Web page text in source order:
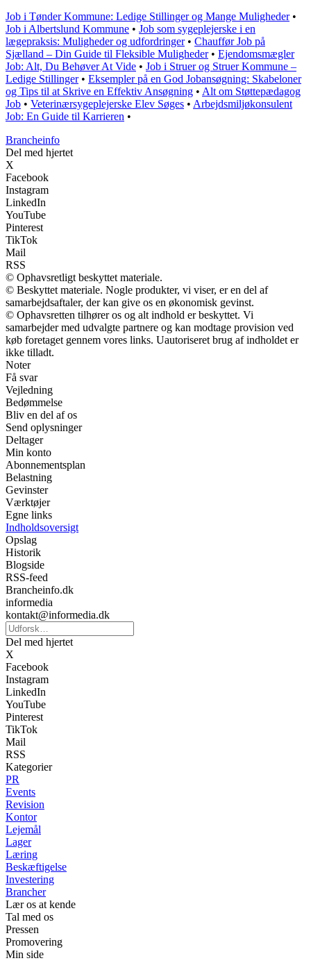
Job i Tønder Kommune: Ledige Stillinger og Mange Muligheder•
Job i Albertslund Kommune • Job som sygeplejerske i en
lægepraksis: Muligheder og udfordringer• Chauffør Job på
Sjælland – Din Guide til Fleksible Muligheder• Ejendomsmægler
Job: Alt, Du Behøver At Vide • Job i Struer og Struer Kommune –
Ledige Stillinger• Eksempler på en God Jobansøgning: Skabeloner
og Tips til at Skrive en Effektiv Ansøgning • Alt om Støttepædagog
Job • Veterinærsygeplejerske Elev Søges • Arbejdsmiljøkonsulent
Job: En Guide til Karrieren •
Brancheinfo
Del med hjertet
X
Facebook
Instagram
LinkedIn
YouTube
Pinterest
TikTok
Mail
RSS
© Ophavsretligt beskyttet materiale.
© Beskyttet materiale. Nogle produkter, vi viser, er en del af
samarbejdsaftaler, der kan give os en økonomisk gevinst.
© Ophavsretten tilhører os og alt indhold er beskyttet. Vi
samarbejder med udvalgte partnere og kan modtage provision ved
køb foretaget gennem vores links. Uautoriseret brug af indholdet er
ikke tilladt.
Noter
Få svar
Vejledning
Bedømmelse
Bliv en del af os
Send oplysninger
Deltager
Min konto
Abonnementsplan
Belastning
Gevinster
Værktøjer
Egne links
Indholdsoversigt
Opslag
Historik
Blogside
RSS-feed
Brancheinfo.dk
informedia
kontakt@informedia.dk
Del med hjertet
X
Facebook
Instagram
LinkedIn
YouTube
Pinterest
TikTok
Mail
RSS
Kategorier
PR
Events
Revision
Kontor
Lejemål
Lager
Læring
Beskæftigelse
Investering
Brancher
Lær os at kende
Tal med os
Pressen
Promovering
Min side